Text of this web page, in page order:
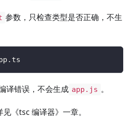
参数，只检查类型是否正确，不生
译错误，不会生成 app.js 。
《tsc 编译器》一章。